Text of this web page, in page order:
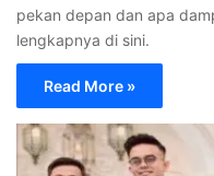
pekan depan dan apa
lengkapnya di sini.
Read More »